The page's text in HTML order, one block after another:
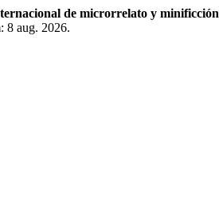
de microrrelato y minificción
8 aug. 2026.